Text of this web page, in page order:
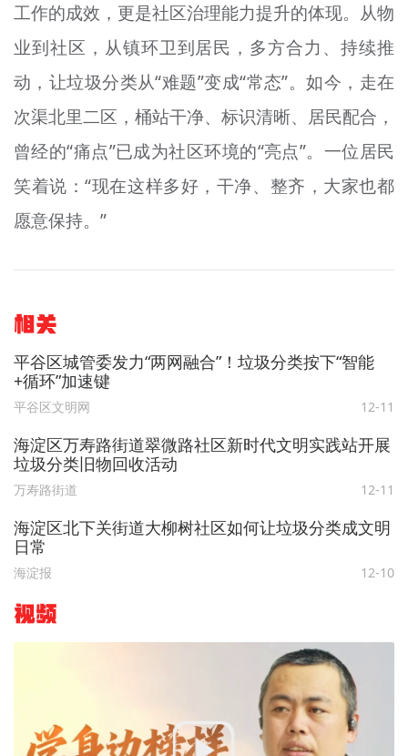
工作的成效，更是社区治理能力提升的体现。从物
业到社区，从镇环卫到居民，多方合力、持续推
动，让垃圾分类从“难题”变成“常态”。如今，走在
次渠北里二区，桶站干净、标识清晰、居民配合，
曾经的“痛点”已成为社区环境的“亮点”。一位居民
笑着说：“现在这样多好，干净、整齐，大家也都
愿意保持。”
相关
平谷区城管委发力“两网融合”！垃圾分类按下“智能
+循环”加速键
平谷区文明网 12-11
海淀区万寿路街道翠微路社区新时代文明实践站开展
垃圾分类旧物回收活动
万寿路街道 12-11
海淀区北下关街道大柳树社区如何让垃圾分类成文明
日常
海淀报 12-10
视频